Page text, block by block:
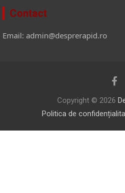
Contact
Email: admin@desprerapid.ro
Copyright © 2026
Politica de